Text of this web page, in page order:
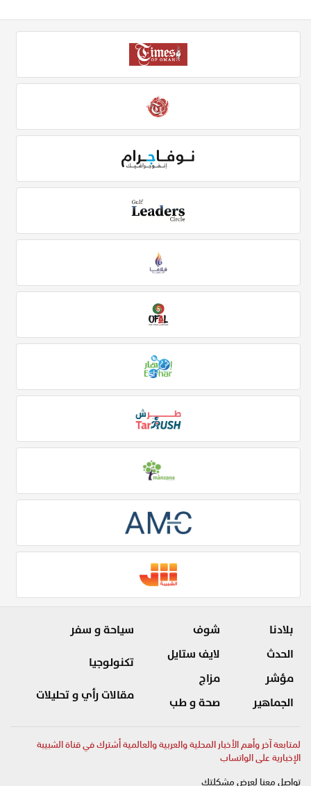
بلادنا
الحدث
مؤشر
الجماهير
شوف
لايف ستايل
مزاج
صحة و طب
سياحة و سفر
تكنولوجيا
مقالات رأي و تحليلات
لمتابعة آخر وأهم الأخبار المحلية والعربية والعالمية أشترك في قناة الشبيبة
الإخبارية على الواتساب